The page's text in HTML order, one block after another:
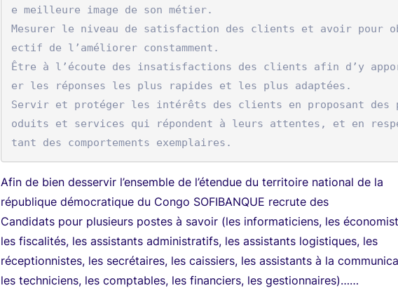
e meilleure image de son métier.
Mesurer le niveau de satisfaction des clients et avoir pour
ectif de l’améliorer constamment.
Être à l’écoute des insatisfactions des clients afin d’y
er les réponses les plus rapides et les plus adaptées.
Servir et protéger les intérêts des clients en proposant des
oduits et services qui répondent à leurs attentes, et en
Afin de bien desservir l’ensemble de l’étendue du territoire national de la
république démocratique du Congo SOFIBANQUE recrute des
Candidats pour plusieurs postes à savoir (les informaticiens, les
les fiscalités, les assistants administratifs, les assistants logistiques, les
réceptionnistes, les secrétaires, les caissiers, les assistants à la
les techniciens, les comptables, les financiers, les gestionnaires)……